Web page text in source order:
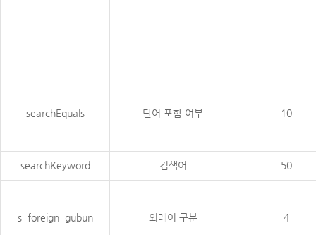
searchEquals 단어 포함 여부 10
searchKeyword 검색어 50
s_foreign_gubun 외래어 구분 4